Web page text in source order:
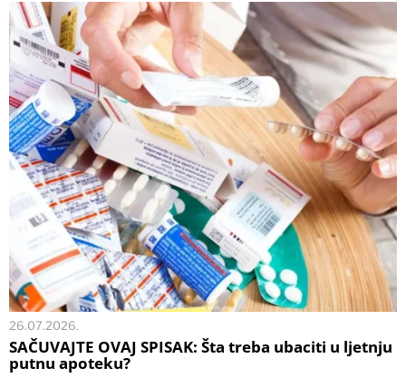
26.07.2026.
SAČUVAJTE OVAJ SPISAK: Šta treba ubaciti u ljetnju
putnu apoteku?